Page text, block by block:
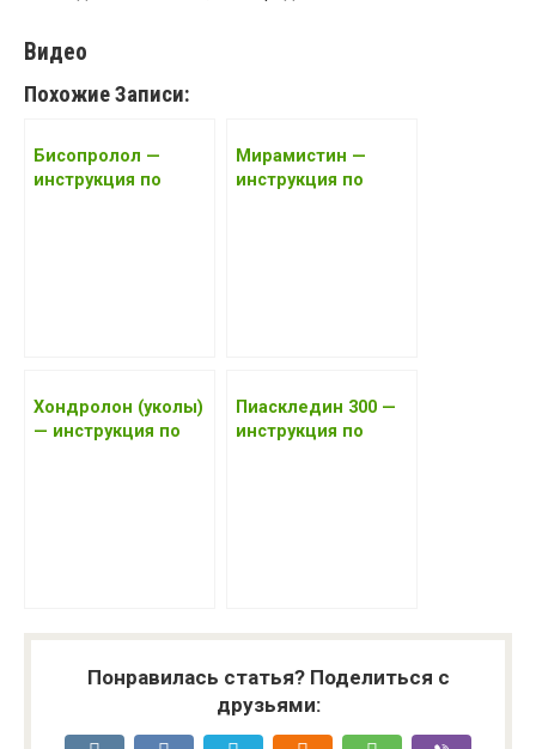
Видео
Похожие Записи:
Бисопролол —
инструкция по
Мирамистин —
инструкция по
Хондролон (уколы)
— инструкция по
Пиаскледин 300 —
инструкция по
Понравилась статья? Поделиться с
друзьями: